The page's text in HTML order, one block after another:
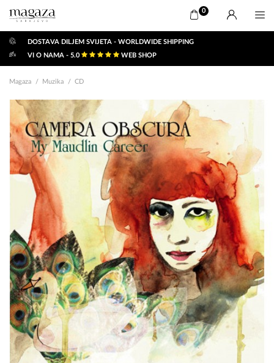
0
DOSTAVA DILJEM SVIJETA - WORLDWIDE SHIPPING
VI O NAMA - 5.0
WEB SHOP
Magaza Muzika CD